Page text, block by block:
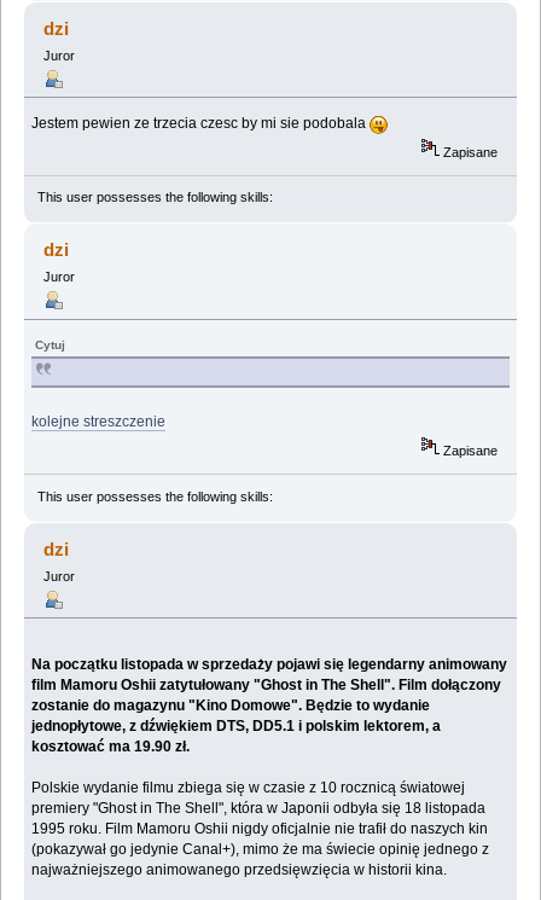
dzi
Juror
Jestem pewien ze trzecia czesc by mi sie podobala
Zapisane
This user possesses the following skills:
dzi
Juror
Cytuj
kolejne streszczenie
Zapisane
This user possesses the following skills:
dzi
Juror
Na początku listopada w sprzedaży pojawi się legendarny animowany
film Mamoru Oshii zatytułowany "Ghost in The Shell". Film dołączony
zostanie do magazynu "Kino Domowe". Będzie to wydanie
jednopłytowe, z dźwiękiem DTS, DD5.1 i polskim lektorem, a
kosztować ma 19.90 zł.
Polskie wydanie filmu zbiega się w czasie z 10 rocznicą światowej
premiery "Ghost in The Shell", która w Japonii odbyła się 18 listopada
1995 roku. Film Mamoru Oshii nigdy oficjalnie nie trafił do naszych kin
(pokazywał go jedynie Canal+), mimo że ma świecie opinię jednego z
najważniejszego animowanego przedsięwzięcia w historii kina.